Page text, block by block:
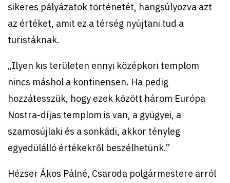
sikeres pályázatok történetét, hangsúlyozva azt
az értéket, amit ez a térség nyújtani tud a
turistáknak.
„Ilyen kis területen ennyi középkori templom
nincs máshol a kontinensen. Ha pedig
hozzátesszük, hogy ezek között három Európa
Nostra-díjas templom is van, a gyügyei, a
szamosújlaki és a sonkádi, akkor tényleg
egyedülálló értékekről beszélhetünk.”
Hézser Ákos Pálné, Csaroda polgármestere arról